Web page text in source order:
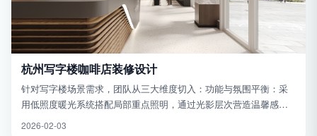
杭州写字楼咖啡店装修设计
针对写字楼场景需求，团队从三大维度切入：功能与氛围平衡：采
用低照度暖光系统搭配局部重点照明，通过光影层次营造温馨感；
利用原木饰面与绿植墙构建自然气息，缓解职场压力。空间利用率
2026-02-03